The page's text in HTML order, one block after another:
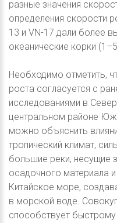
разные значения
определения скорости
13 и VN-17 дали более
океанические корки
Необходимо отметить,
роста согласуется с
исследованиями в
центральном районе
можно объяснить
тропический климат,
большие реки, несущие
осадочного
Китайское море,
в морской воде.
способствует